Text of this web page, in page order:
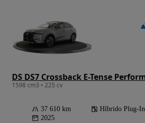
1598 cm3 • 225 cv
37 610 km Híbrido Plug-In
2025